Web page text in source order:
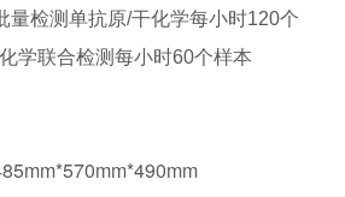
量检测单抗原/干化学每小时120个
学联合检测每小时60个样本